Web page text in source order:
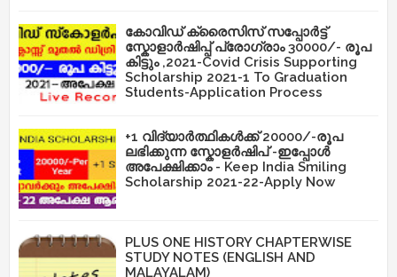
കോവിഡ് ക്രൈസിസ് സപ്പോർട്ട്
സ്കോളാർഷിപ്പ് പ്രോഗ്രാം 30000/- രൂപ
കിട്ടും ,2021-Covid Crisis Supporting
Scholarship 2021-1 To Graduation
Students-Application Process
+1 വിദ്യാർത്ഥികൾക്ക് 20000/-രൂപ
ലഭിക്കുന്ന സ്കോളർഷിപ് -ഇപ്പോൾ
അപേക്ഷിക്കാം - Keep India Smiling
Scholarship 2021-22-Apply Now
PLUS ONE HISTORY CHAPTERWISE
STUDY NOTES (ENGLISH AND
MALAYALAM)